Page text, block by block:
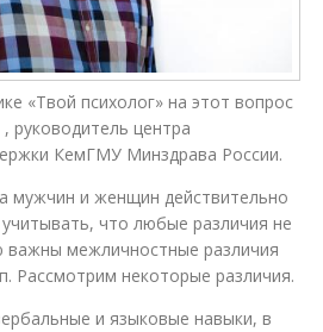
«Твой психолог» на этот вопрос
руководитель центра
КемГМУ Минздрава России.
мужчин и женщин действительно
что любые различия не
важны межличностные различия
Рассмотрим некоторые различия.
и языковые навыки, в